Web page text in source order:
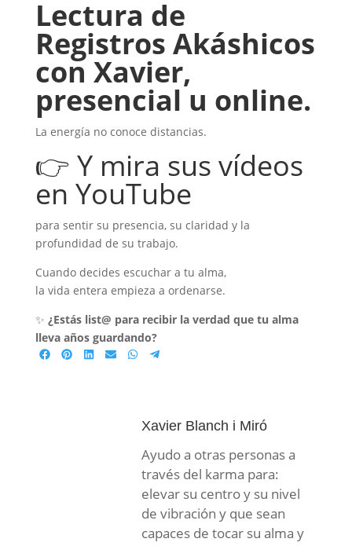
Lectura de
Registros Akáshicos
con Xavier,
presencial u online.
La energía no conoce distancias.
👉 Y mira sus vídeos
en YouTube
para sentir su presencia, su claridad y la
profundidad de su trabajo.
Cuando decides escuchar a tu alma,
la vida entera empieza a ordenarse.
✨ ¿Estás list@ para recibir la verdad que tu alma
lleva años guardando?
Compartir
CompartirCompartirCompartirCompartir
Compartir
Xavier Blanch i Miró
Ayudo a otras personas a
través del karma para:
elevar su centro y su nivel
de vibración y que sean
capaces de tocar su alma y